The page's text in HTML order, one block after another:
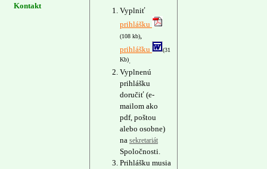
Kontakt
Vyplniť
prihlášku
(108 kb),
prihlášku
(31
Kb).
Vyplnenú
prihlášku
doručiť (e-
mailom ako
pdf, poštou
alebo osobne)
na sekretariát
Spoločnosti.
Prihlášku musia